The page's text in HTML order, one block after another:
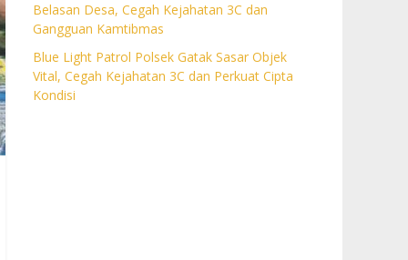
Belasan Desa, Cegah Kejahatan 3C dan
Gangguan Kamtibmas
Blue Light Patrol Polsek Gatak Sasar Objek
Vital, Cegah Kejahatan 3C dan Perkuat Cipta
Kondisi